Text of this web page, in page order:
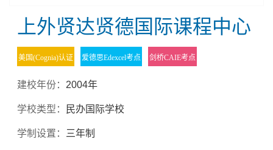
上外贤达贤德国际课程中心
美国(Cognia)认证 爱德思Edexcel考点 剑桥CAIE考点
建校年份： 2004年
学校类型： 民办国际学校
学制设置： 三年制